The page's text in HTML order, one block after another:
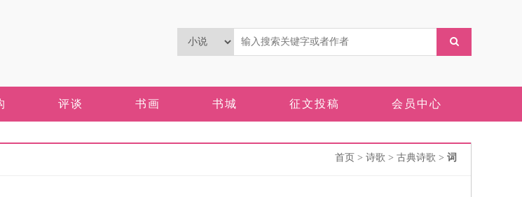
评谈 书画 书城 征文投稿 会员中心
首页 > 诗歌 > 古典诗歌 > 词